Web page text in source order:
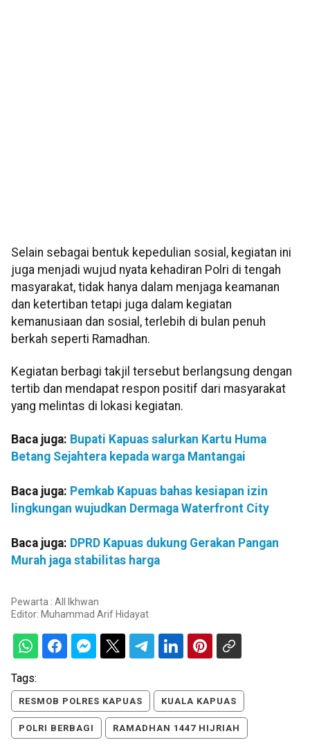
Selain sebagai bentuk kepedulian sosial, kegiatan ini
juga menjadi wujud nyata kehadiran Polri di tengah
masyarakat, tidak hanya dalam menjaga keamanan
dan ketertiban tetapi juga dalam kegiatan
kemanusiaan dan sosial, terlebih di bulan penuh
berkah seperti Ramadhan.
Kegiatan berbagi takjil tersebut berlangsung dengan
tertib dan mendapat respon positif dari masyarakat
yang melintas di lokasi kegiatan.
Baca juga: Bupati Kapuas salurkan Kartu Huma
Betang Sejahtera kepada warga Mantangai
Baca juga: Pemkab Kapuas bahas kesiapan izin
lingkungan wujudkan Dermaga Waterfront City
Baca juga: DPRD Kapuas dukung Gerakan Pangan
Murah jaga stabilitas harga
Pewarta : All Ikhwan
Editor: Muhammad Arif Hidayat
Tags:
RESMOB POLRES KAPUAS KUALA KAPUAS
POLRI BERBAGI RAMADHAN 1447 HIJRIAH